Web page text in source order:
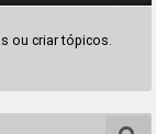
ou criar tópicos.